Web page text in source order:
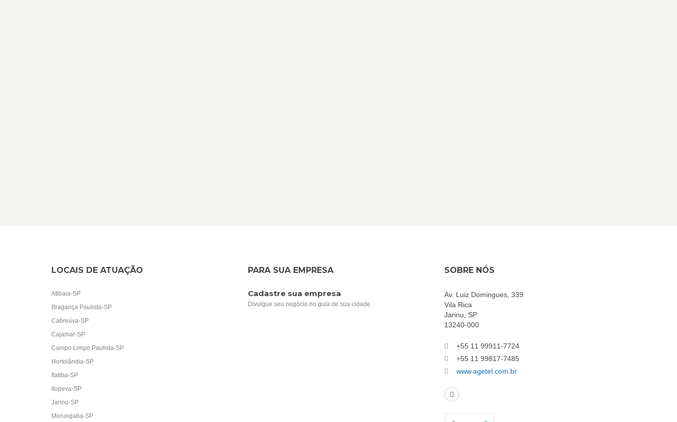
LOCAIS DE ATUAÇÃO
Atibaia-SP
Bragança Paulista-SP
Cabreúva-SP
Cajamar-SP
Campo Limpo Paulista-SP
Hortolândia-SP
Itatiba-SP
Itupeva-SP
Jarinu-SP
Morungaba-SP
PARA SUA EMPRESA
Cadastre sua empresa
Divulgue seu negócio no guia de sua cidade.
SOBRE NÓS
Av. Luiz Domingues, 339
Vila Rica
Jarinu, SP
13240-000
+55 11 99911-7724
+55 11 99817-7485
www.agetel.com.br